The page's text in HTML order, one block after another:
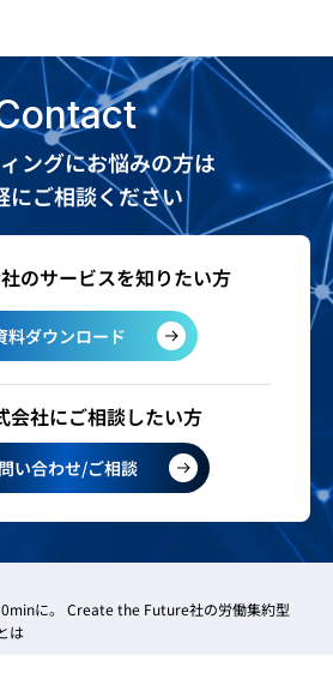
ングにお悩みの方は
にご相談ください
のサービスを知りたい方
料ダウンロード
会社にご相談したい方
い合わせ/ご相談
に。 Create the Future社の労働集約型
は